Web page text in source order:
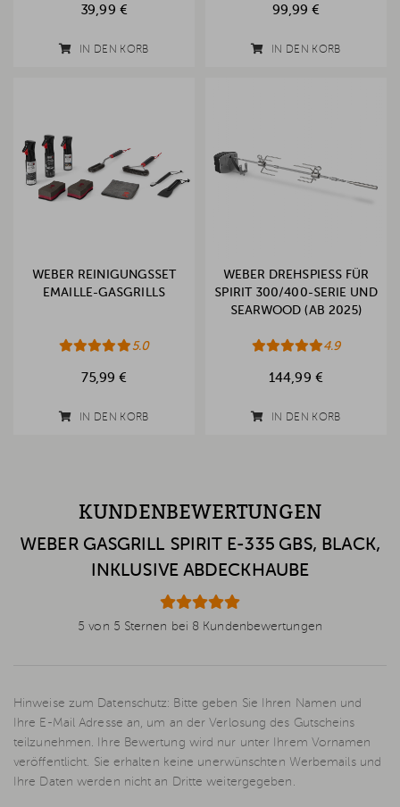
39,99 €
IN DEN KORB
99,99 €
IN DEN KORB
WEBER REINIGUNGSSET
EMAILLE-GASGRILLS
5.0
75,99 €
IN DEN KORB
WEBER DREHSPIESS FÜR S
PIRIT 300/400-SERIE UND S
EARWOOD (AB 2025)
4.9
144,99 €
IN DEN KORB
KUNDENBEWERTUNGEN
WEBER GASGRILL SPIRIT E-335 GBS, BLACK,
INKLUSIVE ABDECKHAUBE
5 von 5 Sternen bei 8 Kundenbewertungen
Hinweise zum Datenschutz: Bitte geben Sie Ihren Namen und
Ihre E-Mail Adresse an, um an der Verlosung des Gutscheins
teilzunehmen. Ihre Bewertung wird nur unter Ihrem Vornamen
veröffentlicht. Sie erhalten keine unerwünschten Werbemails und
Ihre Daten werden nicht an Dritte weitergegeben.